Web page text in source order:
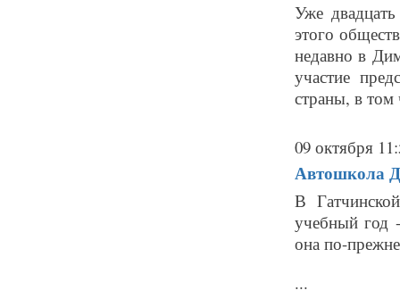
Уже
этого
недавно в
участие
страны, в том
09 октября
Автошкола
В
учебный год
она по-
...